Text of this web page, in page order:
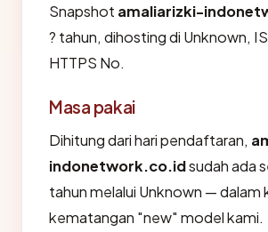
Snapshot amaliarizki-
? tahun, dihosting di Unknown,
HTTPS No.
Masa pakai
Dihitung dari hari pendaftaran,
indonetwork.co.idsudah ada
tahun melalui Unknown — dalam
kematangan "new" model kami.